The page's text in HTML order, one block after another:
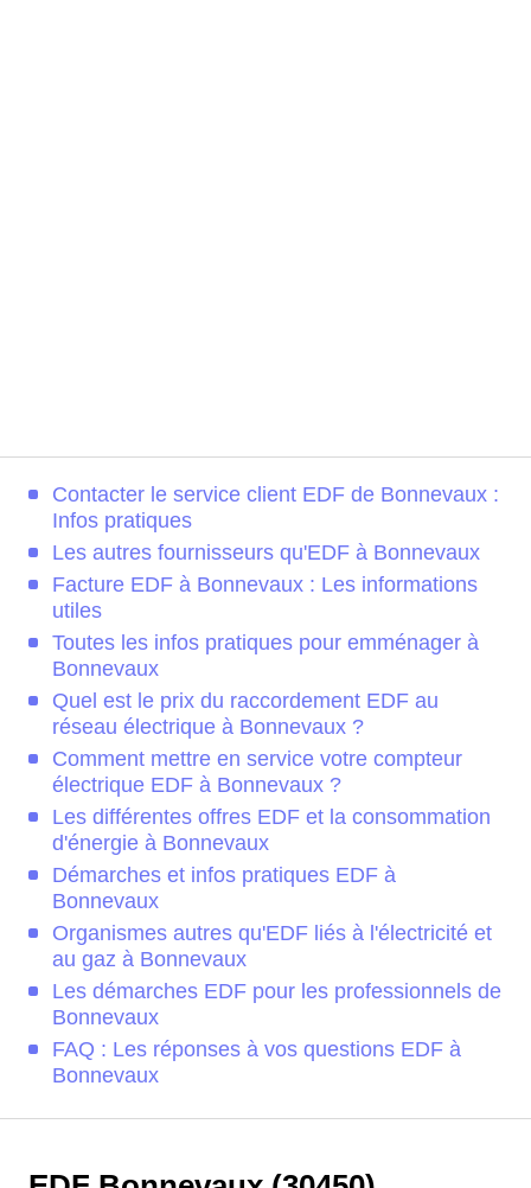
Contacter le service client EDF de Bonnevaux :
Infos pratiques
Les autres fournisseurs qu'EDF à Bonnevaux
Facture EDF à Bonnevaux : Les informations
utiles
Toutes les infos pratiques pour emménager à
Bonnevaux
Quel est le prix du raccordement EDF au
réseau électrique à Bonnevaux ?
Comment mettre en service votre compteur
électrique EDF à Bonnevaux ?
Les différentes offres EDF et la consommation
d'énergie à Bonnevaux
Démarches et infos pratiques EDF à
Bonnevaux
Organismes autres qu'EDF liés à l'électricité et
au gaz à Bonnevaux
Les démarches EDF pour les professionnels de
Bonnevaux
FAQ : Les réponses à vos questions EDF à
Bonnevaux